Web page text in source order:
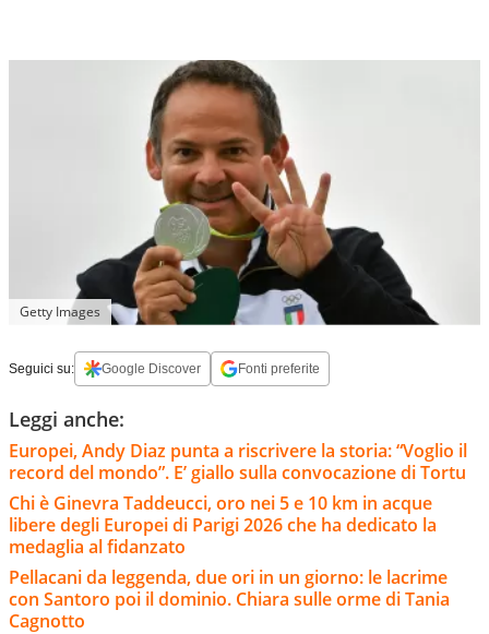
Getty Images
Seguici su: Google Discover Fonti preferite
Leggi anche:
Europei, Andy Diaz punta a riscrivere la storia: “Voglio il
record del mondo”. E’ giallo sulla convocazione di Tortu
Chi è Ginevra Taddeucci, oro nei 5 e 10 km in acque
libere degli Europei di Parigi 2026 che ha dedicato la
medaglia al fidanzato
Pellacani da leggenda, due ori in un giorno: le lacrime
con Santoro poi il dominio. Chiara sulle orme di Tania
Cagnotto